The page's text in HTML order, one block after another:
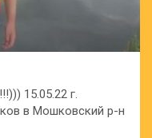
15.05.22 г.
в Мошковский р-н